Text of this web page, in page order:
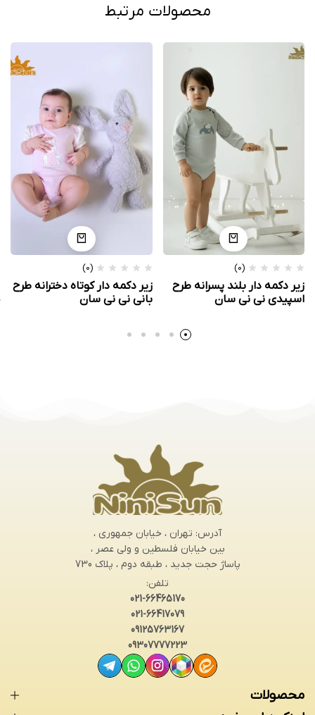
محصولات مرتبط
(0)
زیر دکمه دار بلند پسرانه طرح
اسپیدی نی نی سان
(0)
زیر دکمه دار کوتاه دخترانه طرح
بانی نی نی سان
آدرس: تهران ، خیابان جمهوری ،
بین خیابان فلسطین و ولی عصر ،
پاساژ حجت جدید ، طبقه دوم ، پلاک 730
تلفن:
021-66465170
021-66417079
09125763167
09307777223
محصولات